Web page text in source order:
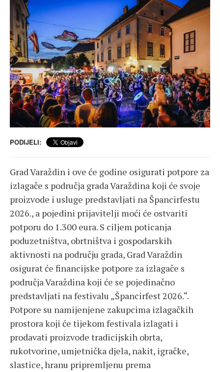
PODIJELI:
Grad Varaždin i ove će godine osigurati potpore za
izlagače s područja grada Varaždina koji će svoje
proizvode i usluge predstavljati na Špancirfestu
2026., a pojedini prijavitelji moći će ostvariti
potporu do 1.300 eura. S ciljem poticanja
poduzetništva, obrtništva i gospodarskih
aktivnosti na području grada, Grad Varaždin
osigurat će financijske potpore za izlagače s
područja Varaždina koji će se pojedinačno
predstavljati na festivalu „Špancirfest 2026.“.
Potpore su namijenjene zakupcima izlagačkih
prostora koji će tijekom festivala izlagati i
prodavati proizvode tradicijskih obrta,
rukotvorine, umjetnička djela, nakit, igračke,
slastice, hranu pripremljenu prema